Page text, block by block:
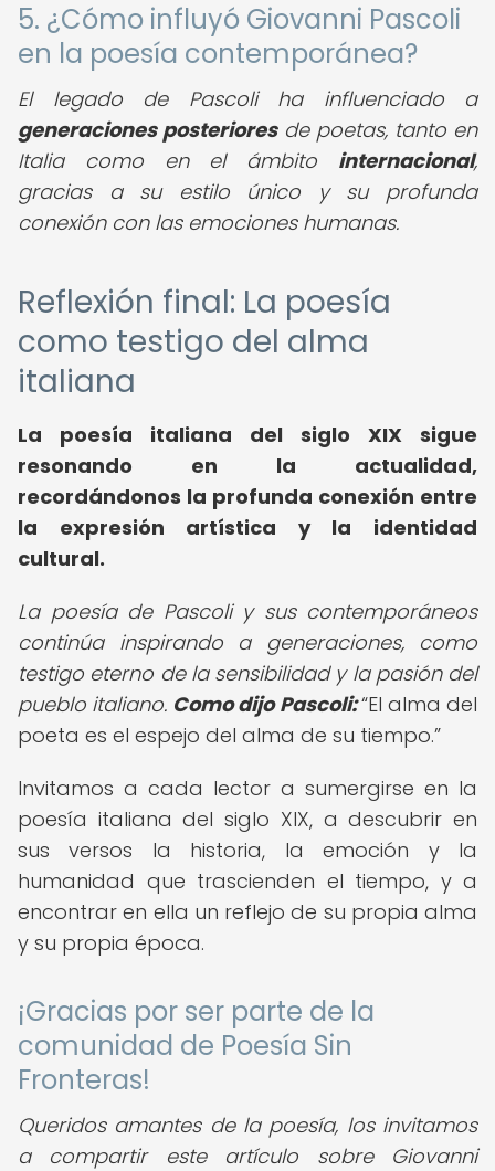
5. ¿Cómo influyó Giovanni Pascoli
en la poesía contemporánea?
El legado de Pascoli ha influenciado a
generaciones posterioresde poetas, tanto en
Italia como en el ámbito internacional,
gracias a su estilo único y su profunda
conexión con las emociones humanas.
Reflexión final: La poesía
como testigo del alma
italiana
La poesía italiana del siglo XIX sigue
resonando en la actualidad,
recordándonos la profunda conexión entre
la expresión artística y la identidad
cultural.
La poesía de Pascoli y sus contemporáneos
continúa inspirando a generaciones, como
testigo eterno de la sensibilidad y la pasión del
pueblo italiano. Como dijo Pascoli: El alma del
poeta es el espejo del alma de su tiempo.
Invitamos a cada lector a sumergirse en la
poesía italiana del siglo XIX, a descubrir en
sus versos la historia, la emoción y la
humanidad que trascienden el tiempo, y a
encontrar en ella un reflejo de su propia alma
y su propia época.
¡Gracias por ser parte de la
comunidad de Poesía Sin
Fronteras!
Queridos amantes de la poesía, los invitamos
a compartir este artículo sobre Giovanni